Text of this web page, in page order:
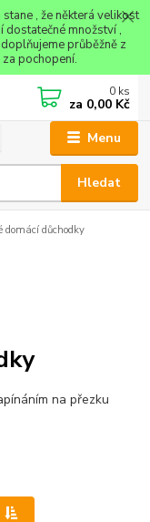
, že některá velikost
dostatečné množství ,
průběžně z
pochopení.
Menu
Hledat
0 ks
za 0,00 Kč
domácí důchodky
na přezku